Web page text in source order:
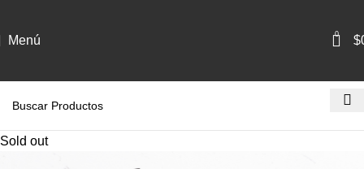
Menú 0 $
Sold out